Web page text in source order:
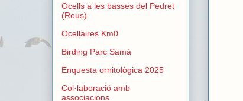
Ocells a les basses del Pedret
(Reus)
Ocellaires Km0
Birding Parc Samà
Enquesta ornitològica 2025
Col·laboració amb
associacions